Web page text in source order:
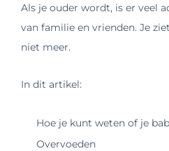
Als je ouder wordt, is er veel
van familie en vrienden. Je
niet meer.
In dit artikel:
Hoe je kunt weten of je
Overvoeden